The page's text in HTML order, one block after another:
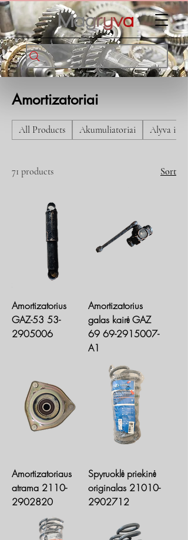
Amortizatoriai
All Products Akumuliatoriai Alyva ir
71 products Sort
Amortizatorius
GAZ-53 53-
2905006
Amortizatorius
galas kairė GAZ
69 69-2915007-
A1
Amortizatoriaus
atrama 2110-
2902820
Spyruoklė priekinė
originalas 21010-
2902712